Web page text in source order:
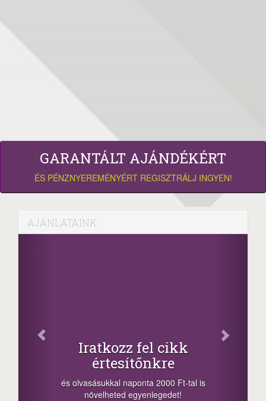
GARANTÁLT AJÁNDÉKÉRT
ÉS PÉNZNYEREMÉNYÉRT REGISZTRÁLJ INGYEN!
AJÁNLATAINK
Iratkozz fel cikk
értesítőnkre
és olvasásukkal naponta 2000 Ft-tal is
növelheted egyenlegedet!